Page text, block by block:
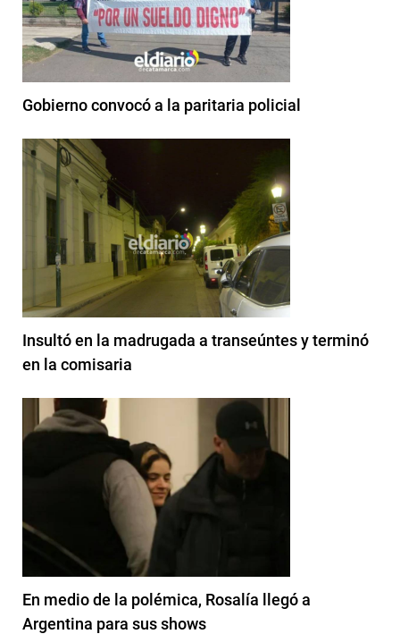
Gobierno convocó a la paritaria policial
Insultó en la madrugada a transeúntes y terminó
en la comisaria
En medio de la polémica, Rosalía llegó a
Argentina para sus shows